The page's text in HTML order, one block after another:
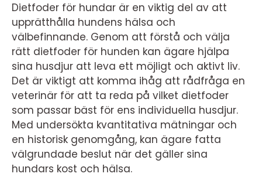
Dietfoder för hundar är en viktig del av att
upprätthålla hundens hälsa och
välbefinnande. Genom att förstå och välja
rätt dietfoder för hunden kan ägare hjälpa
sina husdjur att leva ett möjligt och aktivt liv.
Det är viktigt att komma ihåg att rådfråga en
veterinär för att ta reda på vilket dietfoder
som passar bäst för ens individuella husdjur.
Med undersökta kvantitativa mätningar och
en historisk genomgång, kan ägare fatta
välgrundade beslut när det gäller sina
hundars kost och hälsa.